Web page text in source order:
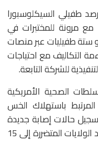
رصد طفيلي السيكلوسبورا
مرونة للمختبرات في
ستة طفيليات عبر منصات
التكاليف مع احتياجات
للشركة التابعة.
الصحية الأمريكية
باستهلاك الخس
حالات إصابة جديدة
في ست ولايات إضافية، ليرتفع عدد الولايات المتضررة إلى 15